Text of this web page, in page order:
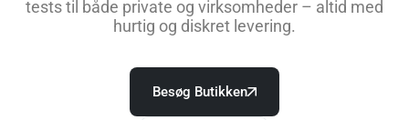
tests til både private og virksomheder – altid med
hurtig og diskret levering.
Besøg Butikken